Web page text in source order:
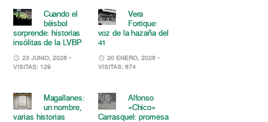
Cuando el
béisbol
sorprende: historias
insólitas de la LVBP
23 JUNIO, 2026 •
VISITAS: 129
Vera
Fortique:
voz de la hazaña del
41
20 ENERO, 2026 •
VISITAS: 674
Magallanes:
un nombre,
varias historias
Alfonso
«Chico»
Carrasquel: promesa